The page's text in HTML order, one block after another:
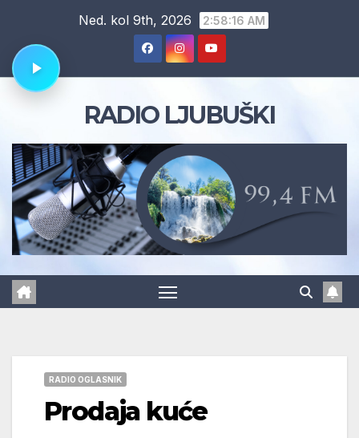
content
Ned. kol 9th, 2026 2:58:17 AM
RADIO LJUBUŠKI
RADIO OGLASNIK
Prodaja kuće